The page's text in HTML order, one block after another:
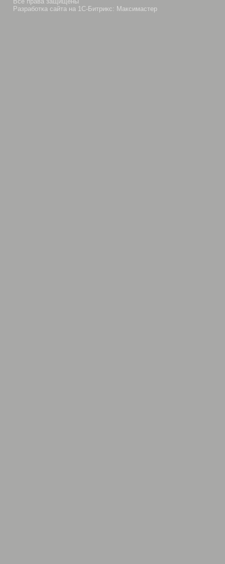
Разработка сайта на 1С-Битрикс: Максимастер